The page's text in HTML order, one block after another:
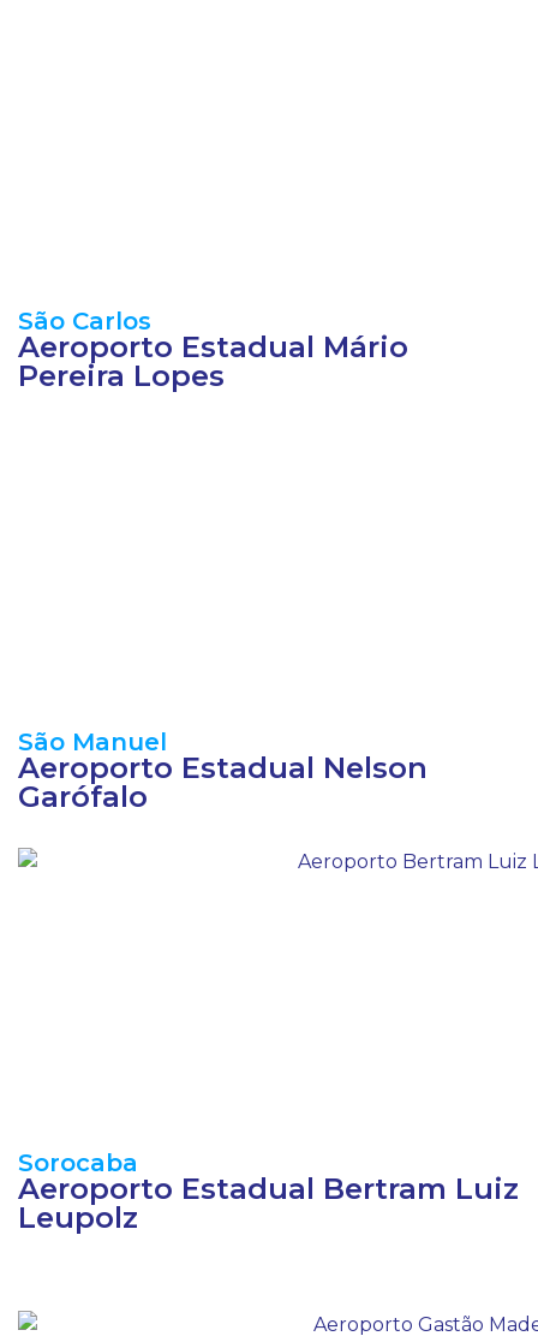
São Carlos
Aeroporto Estadual Mário
Pereira Lopes
São Manuel
Aeroporto Estadual Nelson
Garófalo
Sorocaba
Aeroporto Estadual Bertram Luiz
Leupolz